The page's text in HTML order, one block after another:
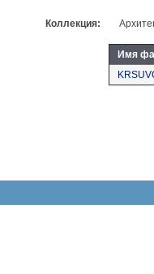
Коллекция:
Имя